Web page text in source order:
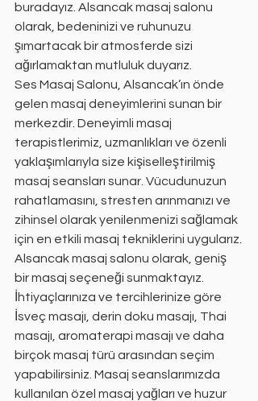
buradayız. Alsancak masaj salonu
olarak, bedeninizi ve ruhunuzu
şımartacak bir atmosferde sizi
ağırlamaktan mutluluk duyarız.
Ses Masaj Salonu, Alsancak’ın önde
gelen masaj deneyimlerini sunan bir
merkezdir. Deneyimli masaj
terapistlerimiz, uzmanlıkları ve özenli
yaklaşımlarıyla size kişiselleştirilmiş
masaj seansları sunar. Vücudunuzun
rahatlamasını, stresten arınmanızı ve
zihinsel olarak yenilenmenizi sağlamak
için en etkili masaj tekniklerini uygularız.
Alsancak masaj salonu olarak, geniş
bir masaj seçeneği sunmaktayız.
İhtiyaçlarınıza ve tercihlerinize göre
İsveç masajı, derin doku masajı, Thai
masajı, aromaterapi masajı ve daha
birçok masaj türü arasından seçim
yapabilirsiniz. Masaj seanslarımızda
kullanılan özel masaj yağları ve huzur